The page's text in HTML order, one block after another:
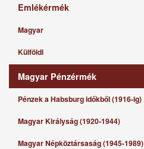
Emlékérmék
Magyar
Külföldi
Magyar Pénzérmék
Pénzek a Habsburg időkből (1916-ig)
Magyar Királyság (1920-1944)
Magyar Népköztársaság (1945-1989)